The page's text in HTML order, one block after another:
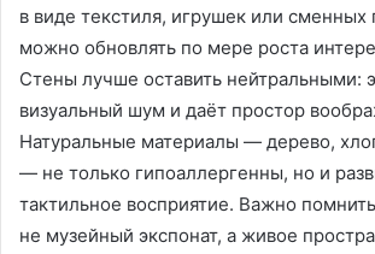
в виде текстиля, игрушек или сменных
можно обновлять по мере роста
Стены лучше оставить нейтральными:
визуальный шум и даёт простор
Натуральные материалы — дерево,
— не только гипоаллергенны, но и
тактильное восприятие. Важно
не музейный экспонат, а живое